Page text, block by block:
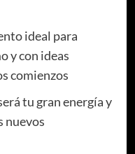
ideal para
y con ideas
comienzos
tu gran energía y
nuevos